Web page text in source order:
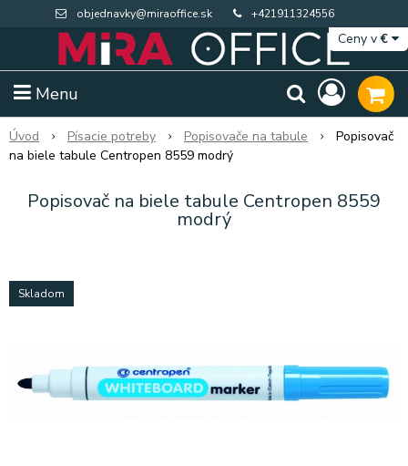
objednavky@miraoffice.sk +421911324556
Menu
Ceny v€
Úvod Písacie potreby Popisovače na tabule
Popisovač
na biele tabule Centropen 8559 modrý
Popisovač na biele tabule Centropen 8559
modrý
Skladom